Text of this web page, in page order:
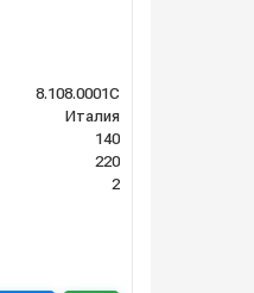
8.108.0001C
Италия
140
220
2